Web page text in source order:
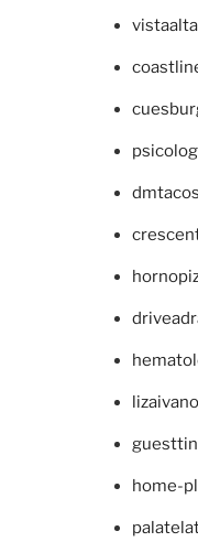
home-